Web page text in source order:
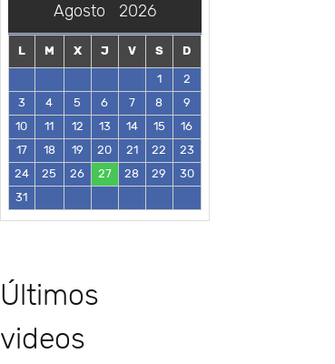
Agosto 2026
L M X J V S
D
1
2
3
4 5 6 7 8
9
10
11 12 13 14 15
16
17
18 19 20 21 22
23
24
25 26 27 28 29
30
31
Últimos
videos